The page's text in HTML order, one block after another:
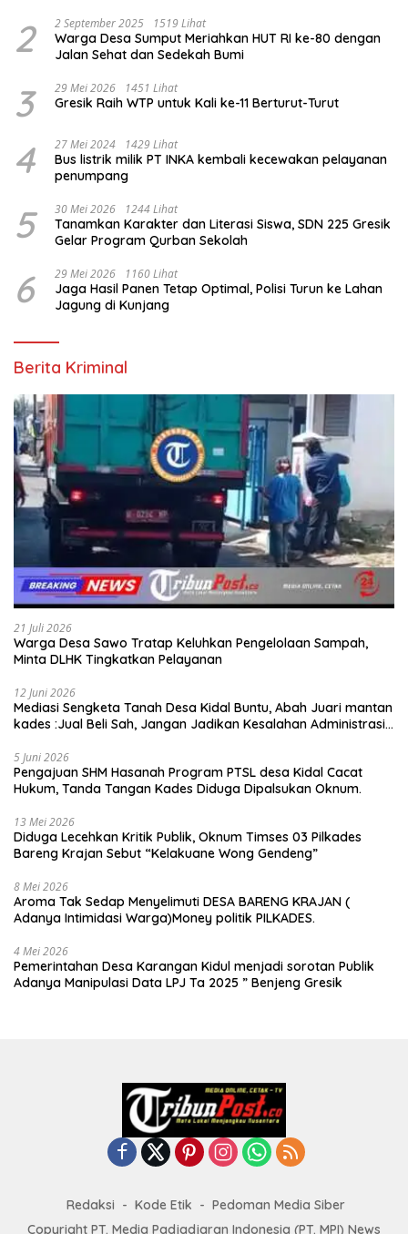
2 2 September 2025 1519 Lihat
Warga Desa Sumput Meriahkan HUT RI ke-80 dengan
Jalan Sehat dan Sedekah Bumi ‎
3 29 Mei 2026 1451 Lihat
Gresik Raih WTP untuk Kali ke-11 Berturut-Turut
4 27 Mei 2024 1429 Lihat
Bus listrik milik PT INKA kembali kecewakan pelayanan
penumpang
5 30 Mei 2026 1244 Lihat
Tanamkan Karakter dan Literasi Siswa, SDN 225 Gresik
Gelar Program Qurban Sekolah
6 29 Mei 2026 1160 Lihat
Jaga Hasil Panen Tetap Optimal, Polisi Turun ke Lahan
Jagung di Kunjang
Berita Kriminal
21 Juli 2026
Warga Desa Sawo Tratap Keluhkan Pengelolaan Sampah,
Minta DLHK Tingkatkan Pelayanan
12 Juni 2026
Mediasi Sengketa Tanah Desa Kidal Buntu, Abah Juari mantan
kades :Jual Beli Sah, Jangan Jadikan Kesalahan Administrasi
5 Juni 2026
Pengajuan SHM Hasanah Program PTSL desa Kidal Cacat
Hukum, Tanda Tangan Kades Diduga Dipalsukan Oknum.
13 Mei 2026
Diduga Lecehkan Kritik Publik, Oknum Timses 03 Pilkades
Bareng Krajan Sebut “Kelakuane Wong Gendeng”
8 Mei 2026
Aroma Tak Sedap Menyelimuti DESA BARENG KRAJAN (
Adanya Intimidasi Warga)Money politik PILKADES.
4 Mei 2026
Pemerintahan Desa Karangan Kidul menjadi sorotan Publik
Adanya Manipulasi Data LPJ Ta 2025 ” Benjeng Gresik
Redaksi Kode Etik
Pedoman Media Siber
Copyright PT. Media Padjadjaran Indonesia (PT. MPI) News